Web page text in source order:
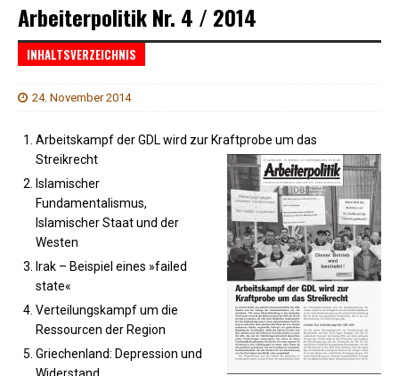
Arbeiterpolitik Nr. 4 / 2014
INHALTSVERZEICHNIS
24. November 2014
Arbeitskampf der GDL wird zur Kraftprobe um das
Streikrecht
Islamischer
Fundamentalismus,
Islamischer Staat und der
Westen
Irak – Beispiel eines »failed
state«
Verteilungskampf um die
Ressourcen der Region
Griechenland: Depression und